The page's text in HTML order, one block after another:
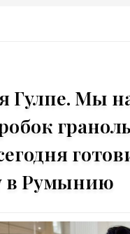
Гулпе. Мы
в Румынию